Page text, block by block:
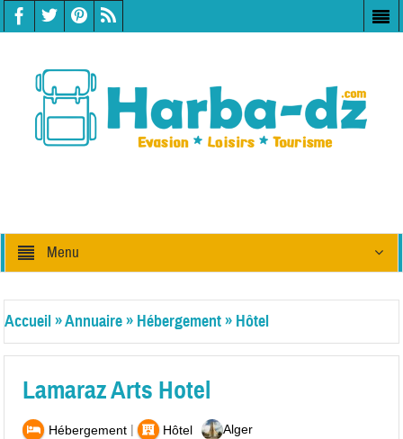
Menu
Accueil»Annuaire» Hébergement» Hôtel
Lamaraz Arts Hotel
Hébergement| Hôtel Alger